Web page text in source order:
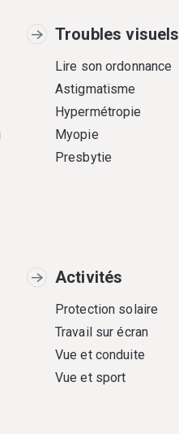
Troubles visuels
Lire son ordonnance
Astigmatisme
Hypermétropie
Myopie
Presbytie
Activités
Protection solaire
Travail sur écran
Vue et conduite
Vue et sport